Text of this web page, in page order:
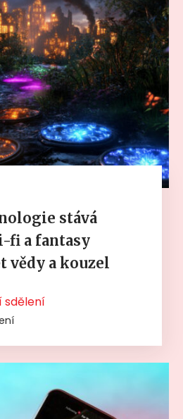
stává
fi a fantasy
vědy a kouzel
sdělení